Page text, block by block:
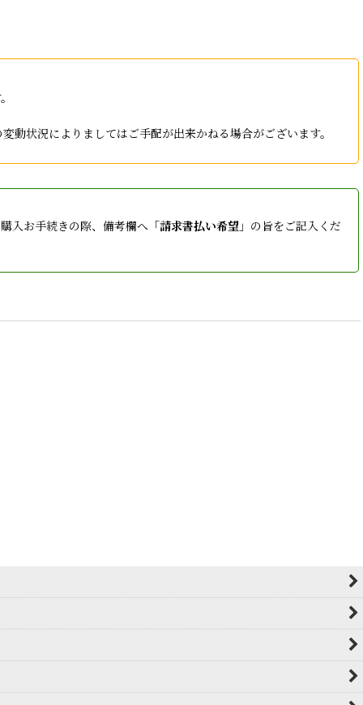
状況によりましてはご手配が出来かねる場合がございます。
入お手続きの際、備考欄へ「請求書払い希望 」の旨をご記入くだ